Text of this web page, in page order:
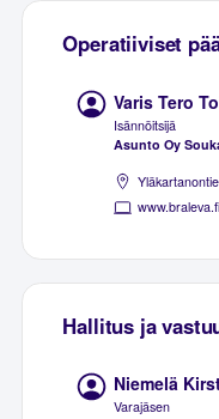
Operatiiviset
Varis Tero
Isännöitsijä
Asunto Oy
www.braleva.fi
Hallitus ja
Niemelä
Varajäsen